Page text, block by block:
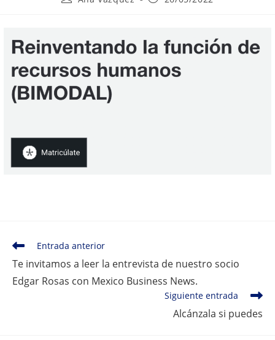
Leer
artículos
Entrada anterior
Te invitamos a leer la entrevista de nuestro socio
Edgar Rosas con Mexico Business News.
Siguiente entrada
Alcánzala si puedes